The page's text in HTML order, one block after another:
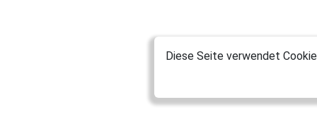
Diese Seite verwendet